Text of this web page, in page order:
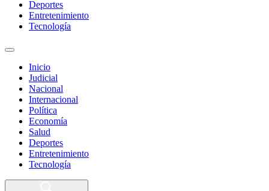
Deportes
Entretenimiento
Tecnología
Inicio
Judicial
Nacional
Internacional
Política
Economía
Salud
Deportes
Entretenimiento
Tecnología